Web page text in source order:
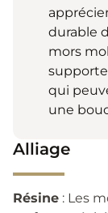
durable
mors
qui
une
Alliage
Résine : Les